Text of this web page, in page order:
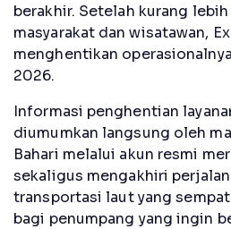
berakhir. Setelah kurang
masyarakat dan wisatawan,
menghentikan
2026.
Informasi penghentian
diumumkan langsung oleh
Bahari melalui akun resmi
sekaligus mengakhiri
transportasi laut yang
bagi penumpang yang ingin